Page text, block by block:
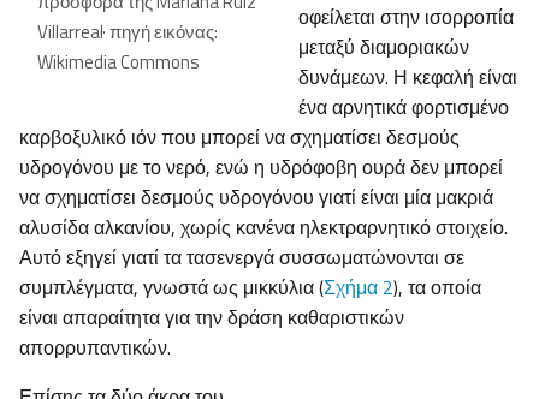
Villarreal· πηγή εικόνας:
Wikimedia Commons
οφείλεται στην ισορροπία
μεταξύ διαμοριακών
δυνάμεων. Η κεφαλή είναι
ένα αρνητικά φορτισμένο
καρβοξυλικό ιόν που μπορεί να σχηματίσει δεσμούς
υδρογόνου με το νερό, ενώ η υδρόφοβη ουρά δεν μπορεί
να σχηματίσει δεσμούς υδρογόνου γιατί είναι μία μακριά
αλυσίδα αλκανίου, χωρίς κανένα ηλεκτραρνητικό στοιχείο.
Αυτό εξηγεί γιατί τα τασενεργά συσσωματώνονται σε
συμπλέγματα, γνωστά ως μικκύλια (Σχήμα 2), τα οποία
είναι απαραίτητα για την δράση καθαριστικών
απορρυπαντικών.